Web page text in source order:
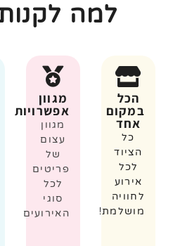
למה
הכל
במקום
אחד
כל
הציוד
לכל
אירוע
לחוויה
מושלמת!
מגוון
אפשרויות
מגוון
עצום
של
פריטים
לכל
סוגי
האירועים